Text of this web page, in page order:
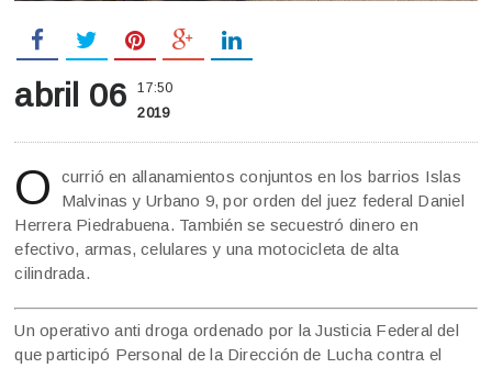
abril 06 17:50
2019
O
currió en allanamientos conjuntos en los barrios Islas
Malvinas y Urbano 9, por orden del juez federal Daniel
Herrera Piedrabuena. También se secuestró dinero en
efectivo, armas, celulares y una motocicleta de alta
cilindrada.
Un operativo anti droga ordenado por la Justicia Federal del
que participó Personal de la Dirección de Lucha contra el